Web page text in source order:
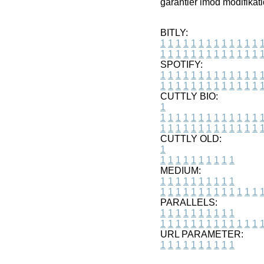
garantier imod
BITLY:
1 1 1 1 1 1 1 1 1 1 1 1 1 1
1 1 1 1 1 1 1 1 1 1 1 1 1 1
SPOTIFY:
1 1 1 1 1 1 1 1 1 1 1 1 1 1
1 1 1 1 1 1 1 1 1 1 1 1 1 1
CUTTLY BIO:
1
1 1 1 1 1 1 1 1 1 1 1 1 1 1
1 1 1 1 1 1 1 1 1 1 1 1 1 1
CUTTLY OLD:
1
1 1 1 1 1 1 1 1 1 1
MEDIUM:
1 1 1 1 1 1 1 1 1 1
1 1 1 1 1 1 1 1 1 1 1 1 1 1
PARALLELS:
1 1 1 1 1 1 1 1 1 1
1 1 1 1 1 1 1 1 1 1 1 1 1 1
URL PARAMETER:
1 1 1 1 1 1 1 1 1 1